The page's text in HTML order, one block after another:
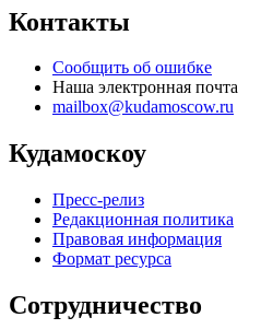
Контакты
Сообщить об ошибке
Наша электронная почта
mailbox@kudamoscow.ru
Кудамоскоу
Пресс-релиз
Редакционная политика
Правовая информация
Формат ресурса
Сотрудничество